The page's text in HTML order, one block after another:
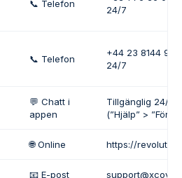
📞 Telefon
24/7
📞 Telefon
+44 23 8144
24/7
💬 Chatt i
appen
Tillgänglig 24/7
(”Hjälp” >
🌐 Online https://
📧 E-post